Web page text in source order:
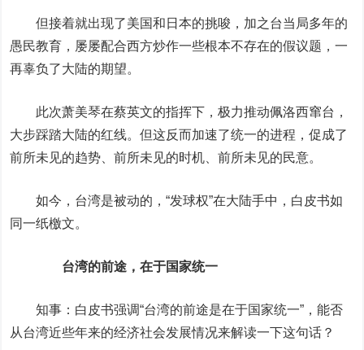
但接着就出现了美国和日本的挑唆，加之台当局多年的
愚民教育，屡屡配合西方炒作一些根本不存在的假议题，一
再辜负了大陆的期望。
此次萧美琴在蔡英文的指挥下，极力推动佩洛西窜台，
大步踩踏大陆的红线。但这反而加速了统一的进程，促成了
前所未见的趋势、前所未见的时机、前所未见的民意。
如今，台湾是被动的，“发球权”在大陆手中，白皮书如
同一纸檄文。
台湾的前途，在于国家统一
知事：白皮书强调“台湾的前途是在于国家统一”，能否
从台湾近些年来的经济社会发展情况来解读一下这句话？